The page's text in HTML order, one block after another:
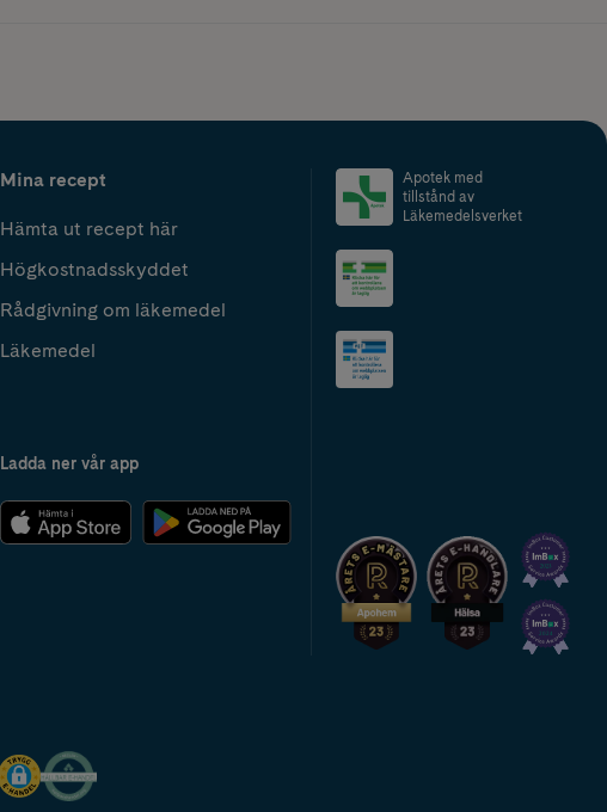
Mina recept
Hämta ut recept här
Högkostnadsskyddet
Rådgivning om läkemedel
Läkemedel
Ladda ner vår app
Apotek med
tillstånd av
Läkemedelsverket
2024